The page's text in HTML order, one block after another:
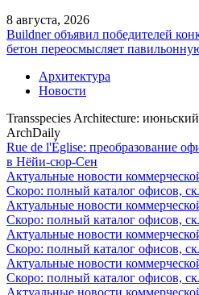
8 августа, 2026
Buildner объявил победителей
бетон переосмысляет
Архитектура
Новости
Transspecies Architecture:
ArchDaily
Rue de l'Église: преобразование
в Нёйи-сюр-Сен
Актуальные новости
Скоро: полный каталог офисов,
Актуальные новости
Скоро: полный каталог офисов,
Актуальные новости
Скоро: полный каталог офисов,
Актуальные новости
Скоро: полный каталог офисов,
Актуальные новости